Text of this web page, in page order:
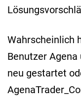
Wahrscheinlich
Benutzer
neu gestartet